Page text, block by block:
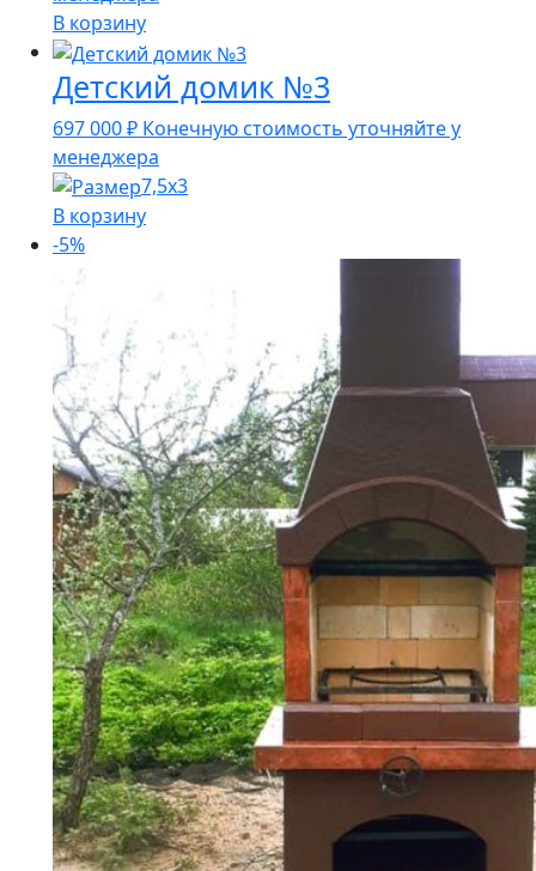
В корзину
Детский домик №3
697 000₽ Конечную стоимость уточняйте у
менеджера
7,5х3
В корзину
-5%